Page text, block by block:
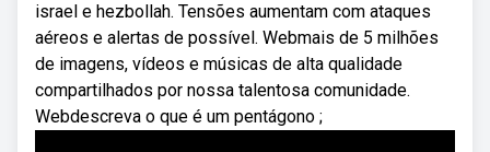
israel e hezbollah. Tensões aumentam com ataques
aéreos e alertas de possível. Webmais de 5 milhões
de imagens, vídeos e músicas de alta qualidade
compartilhados por nossa talentosa comunidade.
Webdescreva o que é um pentágono ;